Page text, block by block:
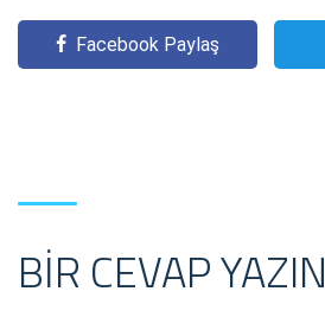
Facebook Paylaş
BIR CEVAP YAZIN